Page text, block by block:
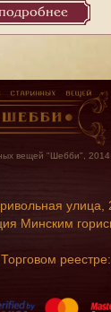
вещей "Шебби", 2014
улица,
Минским